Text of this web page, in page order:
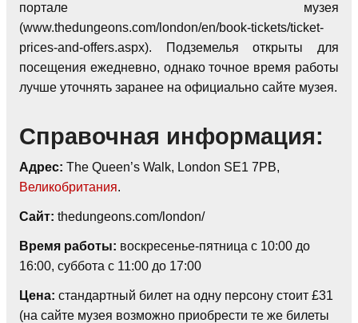
портале музея
(www.thedungeons.com/london/en/book-tickets/ticket-
prices-and-offers.aspx). Подземелья открыты для
посещения ежедневно, однако точное время работы
лучше уточнять заранее на официально сайте музея.
Справочная информация:
Адрес: The Queen’s Walk, London SE1 7PB,
Великобритания.
Сайт: thedungeons.com/london/
Время работы: воскресенье-пятница с 10:00 до
16:00, суббота с 11:00 до 17:00
Цена: стандартный билет на одну персону стоит £31
(на сайте музея возможно приобрести те же билеты